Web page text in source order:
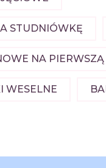
STUDNIÓWKĘ
NA
WESELNE